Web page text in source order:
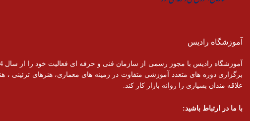
آموزشگاه رادیس
برگزاری دوره های متعدد آموزشی متفاوت در زمینه های معماری، هنرهای تزئینی ،
علاقه مندان بسیاری را روانه بازار کار کند.
با ما در ارتباط باشید: